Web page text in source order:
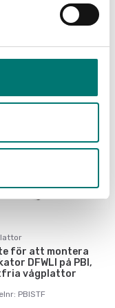
för att montera
DFWLI på PBI,
vågplattor
PBISTF